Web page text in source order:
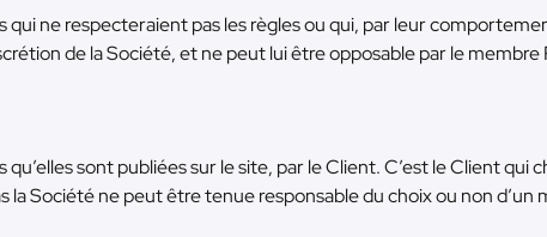
ne respecteraient pas les règles ou qui, par leur
de la Société, et ne peut lui être opposable par le membre
sont publiées sur le site, par le Client. C’est le Client qui
Société ne peut être tenue responsable du choix ou non d’un